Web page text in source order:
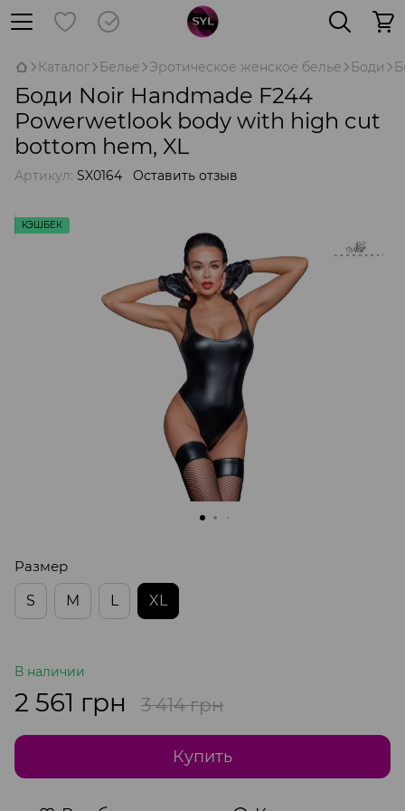
Каталог Белье Эротическое женское белье Боди
Боди Noir Handmade F244
Powerwetlook body with high cut
bottom hem, XL
Артикул: SX0164 Оставить отзыв
КЭШБЕК
Размер
S
M L XL
В наличии
2 561 грн 3 414 грн
Купить